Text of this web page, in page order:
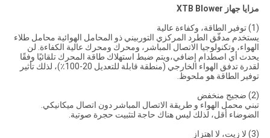
مزايا جهاز XTB Blower
(1) توفير الطاقة، وكفاءة عالية
يستخدم مدفّق الطرد المركزي التوربيني ذو المحامل الهوائية محامل طلاء
الهواء، وتكنولوجيا الاتصال المباشر، ومحرك ومحرك عالية الكفاءة. لن
يحدث أي اصطدام إضافي،ويتم ضبط استهلاك طاقة المحرك تلقائيًا وفقًا
لقدرة تدفق الهواء الخارجي (منطقة قابلة للتعديل 20-100٪)، لذلك تأثير
توفير الطاقة هو ملحوظ.
(2) ضجيج منخفض
تبني محمل الهواء و طريقة الاتصال المباشر دون اتصال ميكانيكي.
الضوضاء أقل، لذلك ليس هناك حاجة لتثبيت حجرة صوتية.
(3) لا زيت، لا اهتزاز